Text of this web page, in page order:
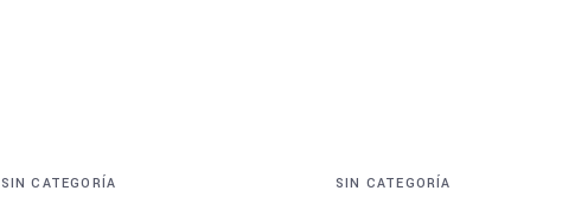
SIN CATEGORÍA SIN CATEGORÍA